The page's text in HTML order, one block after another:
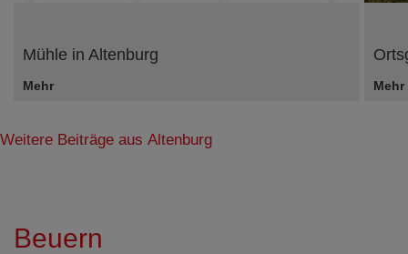
Mühle in Altenburg
Mehr Mehr
Weitere Beiträge aus Altenburg
Beuern